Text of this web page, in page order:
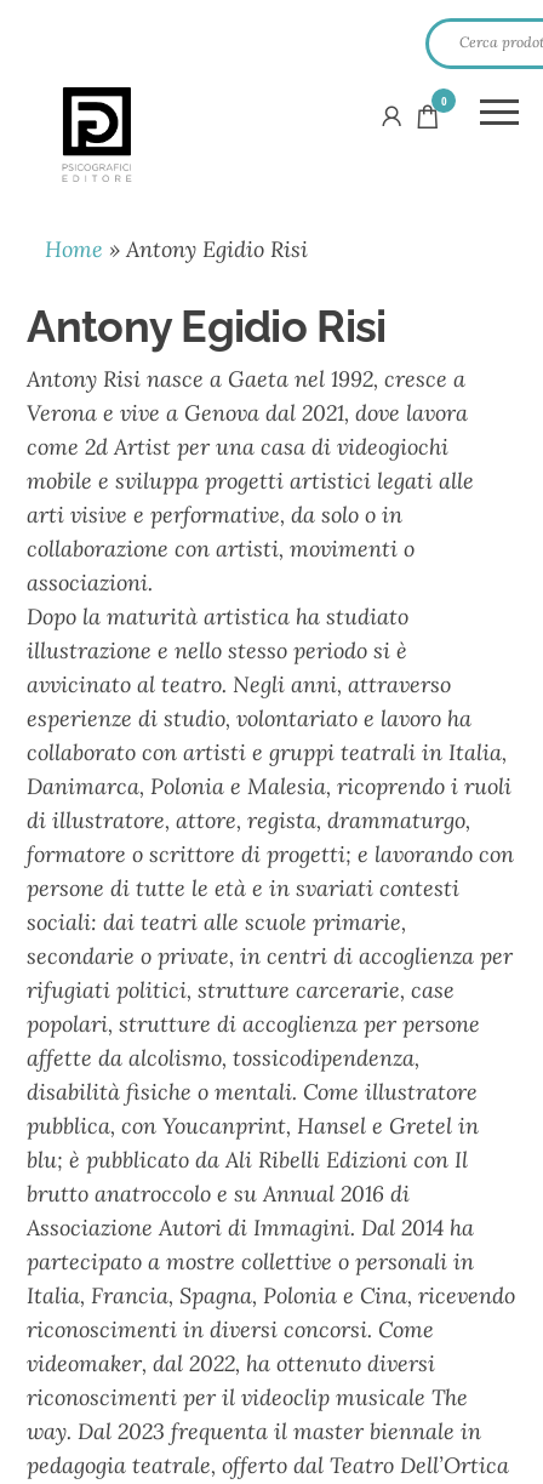
PSICOGRAFICI
EDITORE
0
Home »Antony Egidio Risi
Antony Egidio Risi
Antony Risi nasce a Gaeta nel 1992, cresce a
Verona e vive a Genova dal 2021, dove lavora
come 2d Artist per una casa di videogiochi
mobile e sviluppa progetti artistici legati alle
arti visive e performative, da solo o in
collaborazione con artisti, movimenti o
associazioni.
Dopo la maturità artistica ha studiato
illustrazione e nello stesso periodo si è
avvicinato al teatro. Negli anni, attraverso
esperienze di studio, volontariato e lavoro ha
collaborato con artisti e gruppi teatrali in Italia,
Danimarca, Polonia e Malesia, ricoprendo i ruoli
di illustratore, attore, regista, drammaturgo,
formatore o scrittore di progetti; e lavorando con
persone di tutte le età e in svariati contesti
sociali: dai teatri alle scuole primarie,
secondarie o private, in centri di accoglienza per
rifugiati politici, strutture carcerarie, case
popolari, strutture di accoglienza per persone
affette da alcolismo, tossicodipendenza,
disabilità fisiche o mentali. Come illustratore
pubblica, con Youcanprint, Hansel e Gretel in
blu; è pubblicato da Ali Ribelli Edizioni con Il
brutto anatroccolo e su Annual 2016 di
Associazione Autori di Immagini. Dal 2014 ha
partecipato a mostre collettive o personali in
Italia, Francia, Spagna, Polonia e Cina, ricevendo
riconoscimenti in diversi concorsi. Come
videomaker, dal 2022, ha ottenuto diversi
riconoscimenti per il videoclip musicale The
way. Dal 2023 frequenta il master biennale in
pedagogia teatrale, offerto dal Teatro Dell’Ortica